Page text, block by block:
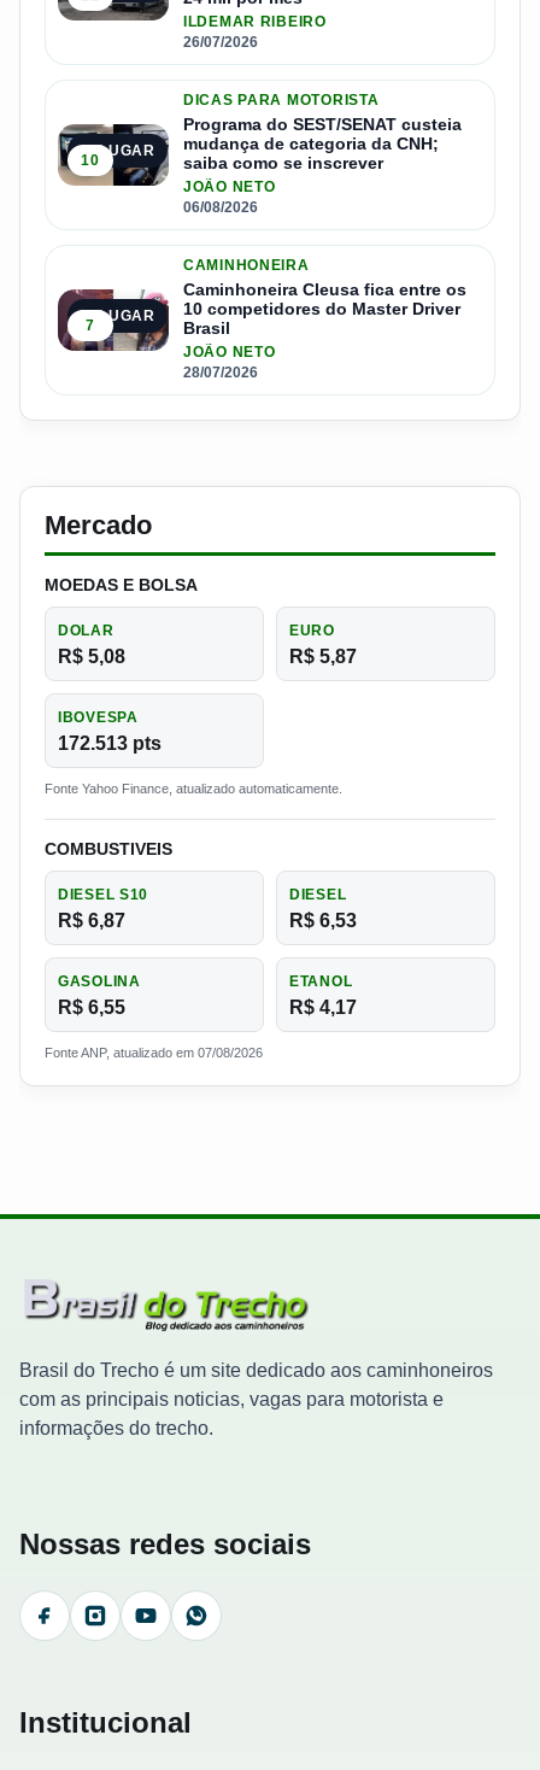
ILDEMAR RIBEIRO
26/07/2026
4º LUGAR
10
DICAS PARA MOTORISTA
Programa do SEST/SENAT custeia
mudança de categoria da CNH;
saiba como se inscrever
JOÃO NETO
06/08/2026
5º LUGAR
7
CAMINHONEIRA
Caminhoneira Cleusa fica entre os
10 competidores do Master Driver
Brasil
JOÃO NETO
28/07/2026
Mercado
MOEDAS E BOLSA
DOLAR
R$ 5,08
EURO
R$ 5,87
IBOVESPA
172.513 pts
Fonte Yahoo Finance, atualizado automaticamente.
COMBUSTIVEIS
DIESEL S10
R$ 6,87
DIESEL
R$ 6,53
GASOLINA
R$ 6,55
ETANOL
R$ 4,17
Fonte ANP, atualizado em 07/08/2026
Brasil do Trecho é um site dedicado aos caminhoneiros
com as principais noticias, vagas para motorista e
informações do trecho.
Nossas redes sociais
FacebookInstagramYouTubeWhatsApp
Institucional